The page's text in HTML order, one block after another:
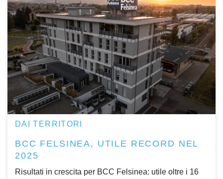
DAI TERRITORI
BCC FELSINEA, UTILE RECORD NEL
2025
Risultati in crescita per BCC Felsinea: utile oltre i 16